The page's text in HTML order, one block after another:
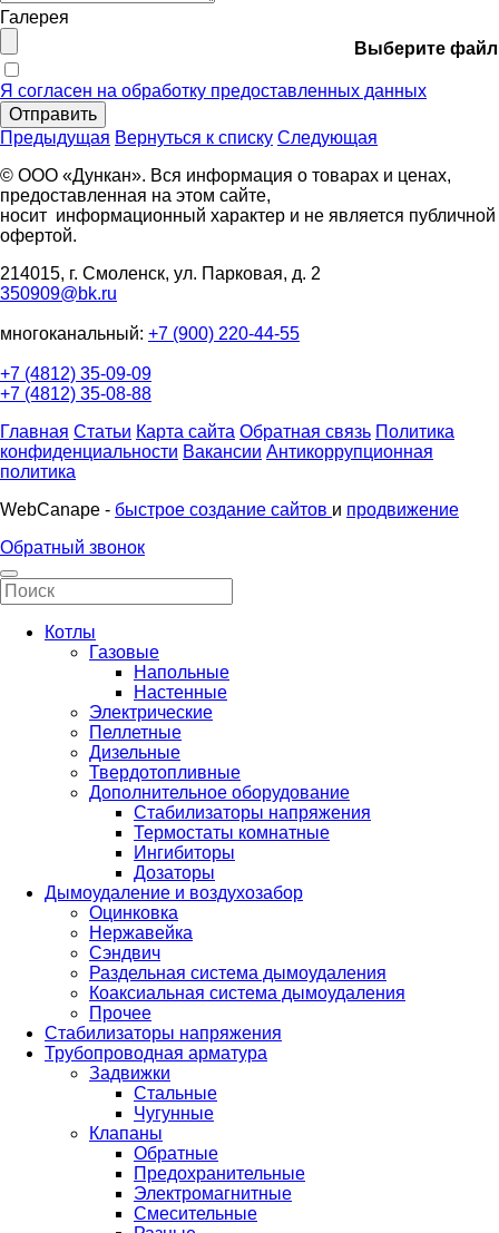
Галерея
Выберите файл
Я согласен на обработку предоставленных данных
Отправить
Предыдущая Вернуться к списку Следующая
© ООО «Дункан». Вся информация о товарах и ценах,
предоставленная на этом сайте,
носит информационный характер и не является публичной
офертой.
214015, г. Смоленск, ул. Парковая, д. 2
350909@bk.ru
многоканальный: +7 (900) 220-44-55
+7 (4812) 35-09-09
+7 (4812) 35-08-88
Главная Статьи Карта сайта Обратная связь Политика
конфиденциальности Вакансии Антикоррупционная
политика
WebCanape - быстрое создание сайтов и продвижение
Обратный звонок
Котлы
Газовые
Напольные
Настенные
Электрические
Пеллетные
Дизельные
Твердотопливные
Дополнительное оборудование
Стабилизаторы напряжения
Термостаты комнатные
Ингибиторы
Дозаторы
Дымоудаление и воздухозабор
Оцинковка
Нержавейка
Сэндвич
Раздельная система дымоудаления
Коаксиальная система дымоудаления
Прочее
Стабилизаторы напряжения
Трубопроводная арматура
Задвижки
Стальные
Чугунные
Клапаны
Обратные
Предохранительные
Электромагнитные
Смесительные